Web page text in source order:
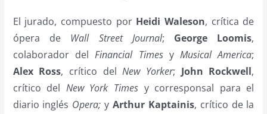
El jurado, compuesto por Heidi Waleson, crítica de
ópera de Wall Street Journal; George Loomis,
colaborador delFinancial TimesyMusical America;
Alex Ross, crítico delNew Yorker; John Rockwell,
crítico del New York Times y corresponsal para el
diario inglés Opera; yArthur Kaptainis, crítico de la